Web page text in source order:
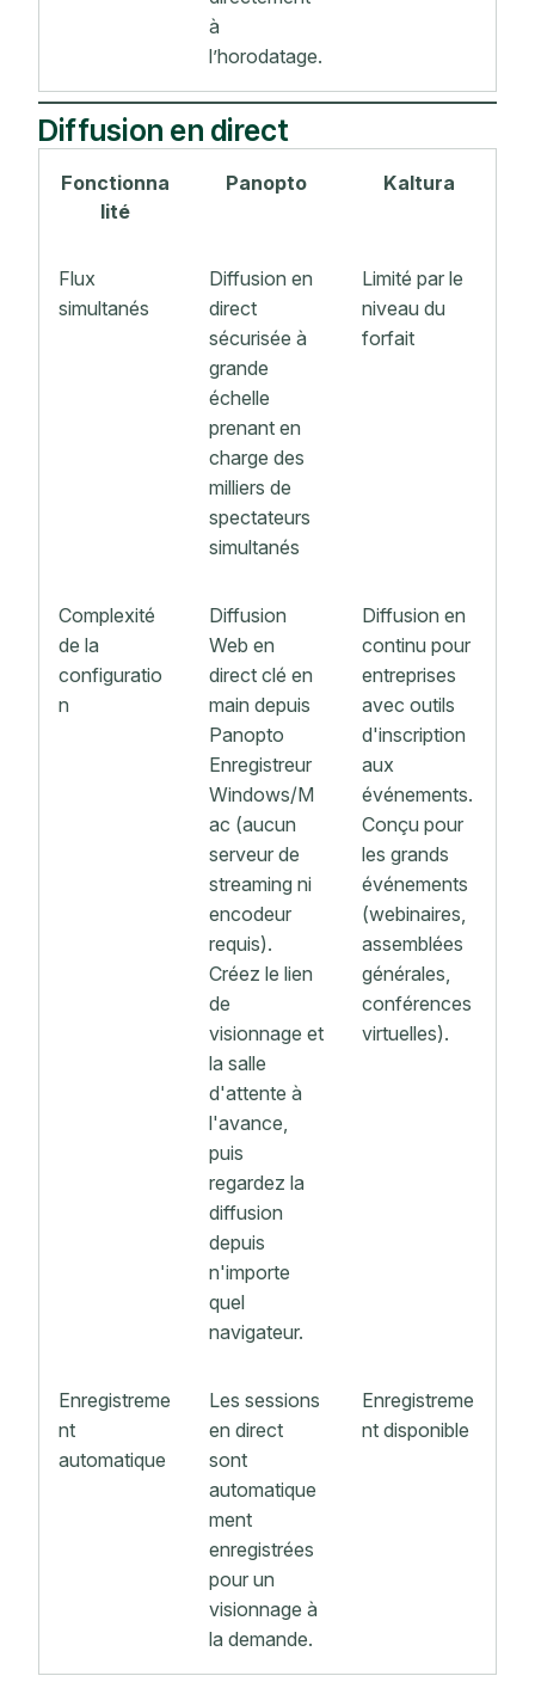
à
l’horodatage.
Diffusion en direct
Fonctionna
lité
Panopto Kaltura
Flux
simultanés
Diffusion en
direct
sécurisée à
grande
échelle
prenant en
charge des
milliers de
spectateurs
simultanés
Limité par le
niveau du
forfait
Complexité
de la
configuratio
n
Diffusion
Web en
direct clé en
main depuis
Panopto
Enregistreur
Windows/M
ac (aucun
serveur de
streaming ni
encodeur
requis).
Créez le lien
de
visionnage et
la salle
d'attente à
l'avance,
puis
regardez la
diffusion
depuis
n'importe
quel
navigateur.
Diffusion en
continu pour
entreprises
avec outils
d'inscription
aux
événements.
Conçu pour
les grands
événements
(webinaires,
assemblées
générales,
conférences
virtuelles).
Enregistreme
nt
automatique
Les sessions
en direct
sont
automatique
ment
enregistrées
pour un
visionnage à
la demande.
Enregistreme
nt disponible